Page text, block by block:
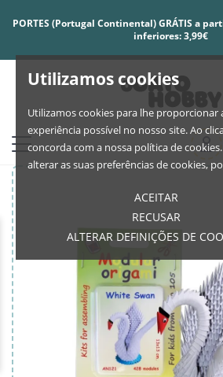
Utilizamos cookies
Utilizamos cookies para lhe proporcionar
experiência possível no nosso site. Ao
concorda com a nossa política de
alterar as suas preferências de cookies,
ACEITAR
RECUSAR
ALTERAR DEFINIÇÕES DE
PORTES (Portugal Continental) GRÁTIS a
inferiores: 3,99€